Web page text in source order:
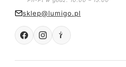
sklep@lumigo.pl